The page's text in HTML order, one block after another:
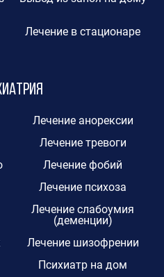
Лечение в стационаре
Лечение анорексии
Лечение тревоги
Лечение фобий
Лечение психоза
Лечение слабоумия
(деменции)
Лечение шизофрении
Психиатр на дом